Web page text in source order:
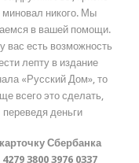
миновал никого. Мы
в вашей помощи.
вас есть возможность
лепту в издание
«Русский Дом», то
всего это сделать,
переведя деньги
Сбербанка
3800 3976 0337